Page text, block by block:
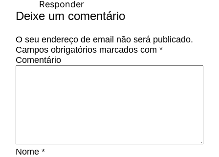
Responder
Deixe um comentário
O seu endereço de email não será publicado.
Campos obrigatórios marcados com *
Comentário
Nome *